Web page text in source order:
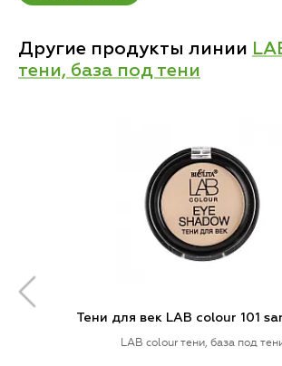
Другие продукты линии
тени, база под тени
Тени для век LAB colour 101
LAB colour тени, база под